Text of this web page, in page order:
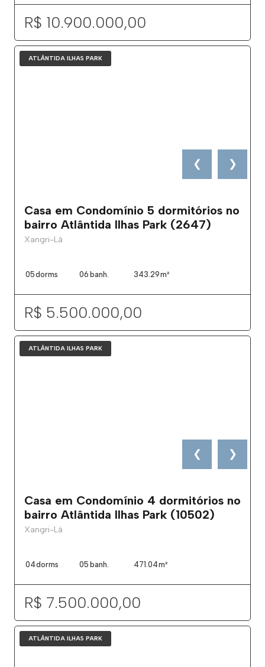
R$ 10.900.000,00
❮ ❯
ATLÂNTIDA ILHAS PARK
Casa em Condomínio 5 dormitórios no
bairro Atlântida Ilhas Park (2647)
Xangri-Lá
05dorms 06 banh. 343.29m²
R$ 5.500.000,00
❮ ❯
ATLÂNTIDA ILHAS PARK
Casa em Condomínio 4 dormitórios no
bairro Atlântida Ilhas Park (10502)
Xangri-Lá
04dorms 05 banh. 471.04m²
R$ 7.500.000,00
ATLÂNTIDA ILHAS PARK